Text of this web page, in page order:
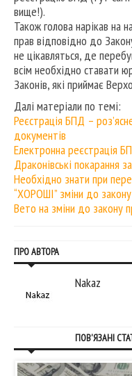
вище!).
Також голова нарікав на
прав відповідно до
не цікавляться, де
всім необхідно ставати
Законів, які приймає
Далі матеріали по темі:
Реєстрація БПД –
документів
Електронна реєстрація
Драконівські покарання
Необхідно знати при
“ХОРОШІ” зміни до
Вето на зміни до закону
ПРО АВТОРА
Nakaz
ПОВ'ЯЗАНІ